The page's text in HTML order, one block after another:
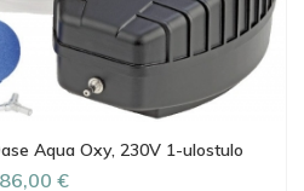
Aqua Oxy, 230V 1-ulostulo
86,00 €